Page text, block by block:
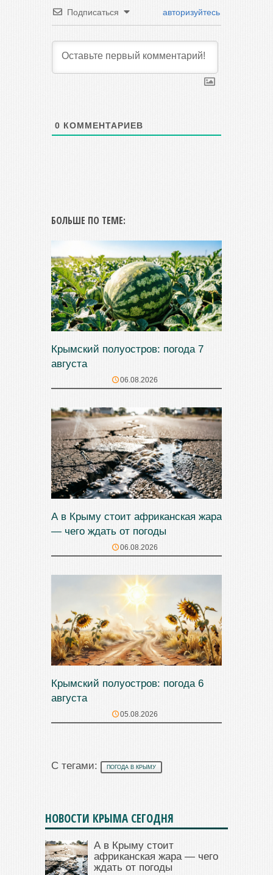
Подписаться авторизуйтесь
0 КОММЕНТАРИЕВ
БОЛЬШЕ ПО ТЕМЕ:
Крымский полуостров: погода 7
августа
06.08.2026
А в Крыму стоит африканская жара
— чего ждать от погоды
06.08.2026
Крымский полуостров: погода 6
августа
05.08.2026
С тегами: ПОГОДА В КРЫМУ
НОВОСТИ КРЫМА СЕГОДНЯ
А в Крыму стоит
африканская жара — чего
ждать от погоды